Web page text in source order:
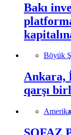
Bakı
Böyük
Ankara,
qarşı